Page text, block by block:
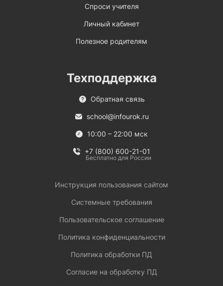
Спроси учителя
Личный кабинет
Полезное родителям
Техподдержка
Обратная связь
school@infourok.ru
10:00 – 22:00 мск
+7 (800) 600-21-01
Бесплатно для России
Инструкция пользования сайтом
Системные требования
Пользовательское соглашение
Политика конфиденциальности
Политика обработки ПД
Согласие на обработку ПД